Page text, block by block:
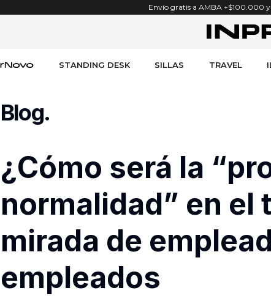
Envío gratis a AMBA +$100.000
STANDING DESK
Standing Desk Pro V2
Standing Desk Pro Duo V2
SILLAS
Shop All
Silla Ergonómica Pro
Silla Ergonómica Recline
Silla Yoga V2
TRAVEL
Travel
Set De 3
Set De 2
Blog.
¿Cómo será la
normalidad” en el
mirada de
empleados